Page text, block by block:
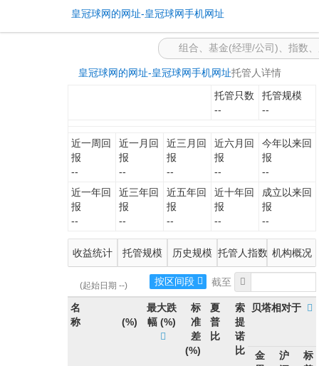
-皇冠球网的网址
皇冠球网的网址-皇冠球网手机网址
皇冠球网的网址-皇冠球网手机网址托管人详情
托管只数
--
托管规模
--
近一周回
报
--
近一月回
报
--
近三月回
报
--
近六月回
报
--
今年以来回
报
--
近一年回
报
--
近三年回
报
--
近五年回
报
--
近十年回
报
--
成立以来回
报
--
收益统计 托管规模 历史规模 托管人指数 机构概况
(起始日期 --) 按区间段
名
称
(%)
最大跌
幅(%)
标
准
差
(%)
夏
普
比
索
提
诺
比
贝塔相对于
金
沪
标